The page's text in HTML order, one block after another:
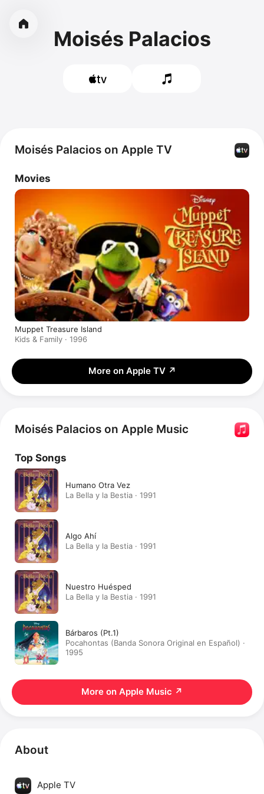
Moisés Palacios
Moisés Palacios on Apple TV
Movies
Muppet Treasure Island
Kids & Family · 1996
More on Apple TV ↗
Moisés Palacios on Apple Music
Top Songs
Humano Otra Vez
La Bella y la Bestia · 1991
Algo Ahí
La Bella y la Bestia · 1991
Nuestro Huésped
La Bella y la Bestia · 1991
Bárbaros (Pt.1)
Pocahontas (Banda Sonora Original en Español) ·
1995
More on Apple Music ↗
About
Apple TV